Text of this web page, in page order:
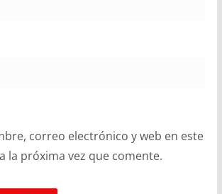
correo electrónico y web en este
la próxima vez que comente.